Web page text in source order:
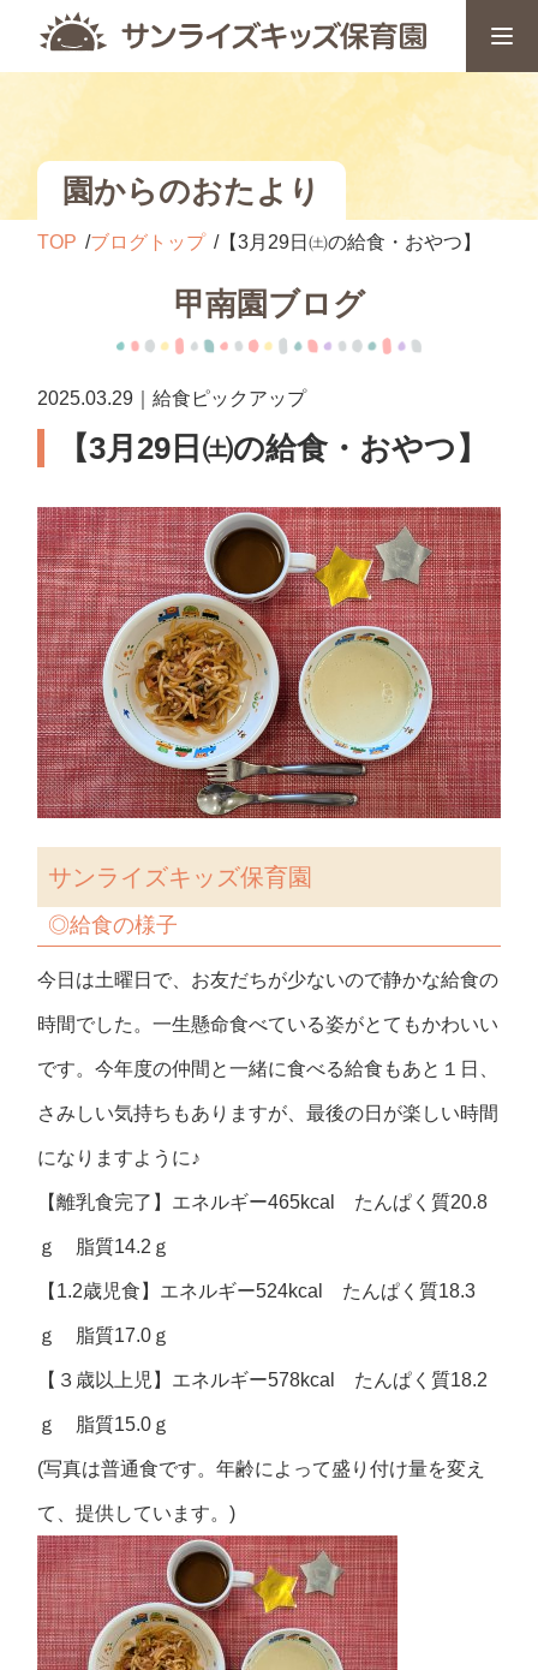
園からのおたより
TOP ブログトップ 【3月29日㈯の給食・おやつ】
甲南園ブログ
2025.03.29｜給食ピックアップ
【3月29日㈯の給食・おやつ】
サンライズキッズ保育園
◎給食の様子
今日は土曜日で、お友だちが少ないので静かな給食の
時間でした。一生懸命食べている姿がとてもかわいい
です。今年度の仲間と一緒に食べる給食もあと１日、
さみしい気持ちもありますが、最後の日が楽しい時間
になりますように♪
【離乳食完了】エネルギー465kcal たんぱく質20.8
ｇ 脂質14.2ｇ
【1.2歳児食】エネルギー524kcal たんぱく質18.3
ｇ 脂質17.0ｇ
【３歳以上児】エネルギー578kcal たんぱく質18.2
ｇ 脂質15.0ｇ
(写真は普通食です。年齢によって盛り付け量を変え
て、提供しています。)